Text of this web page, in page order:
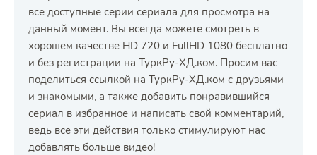
все доступные серии сериала для просмотра на
данный момент. Вы всегда можете смотреть в
хорошем качестве HD 720 и FullHD 1080 бесплатно
и без регистрации на ТуркРу-ХД.ком. Просим вас
поделиться ссылкой на ТуркРу-ХД.ком с друзьями
и знакомыми, а также добавить понравившийся
сериал в избранное и написать свой комментарий,
ведь все эти действия только стимулируют нас
добавлять больше видео!